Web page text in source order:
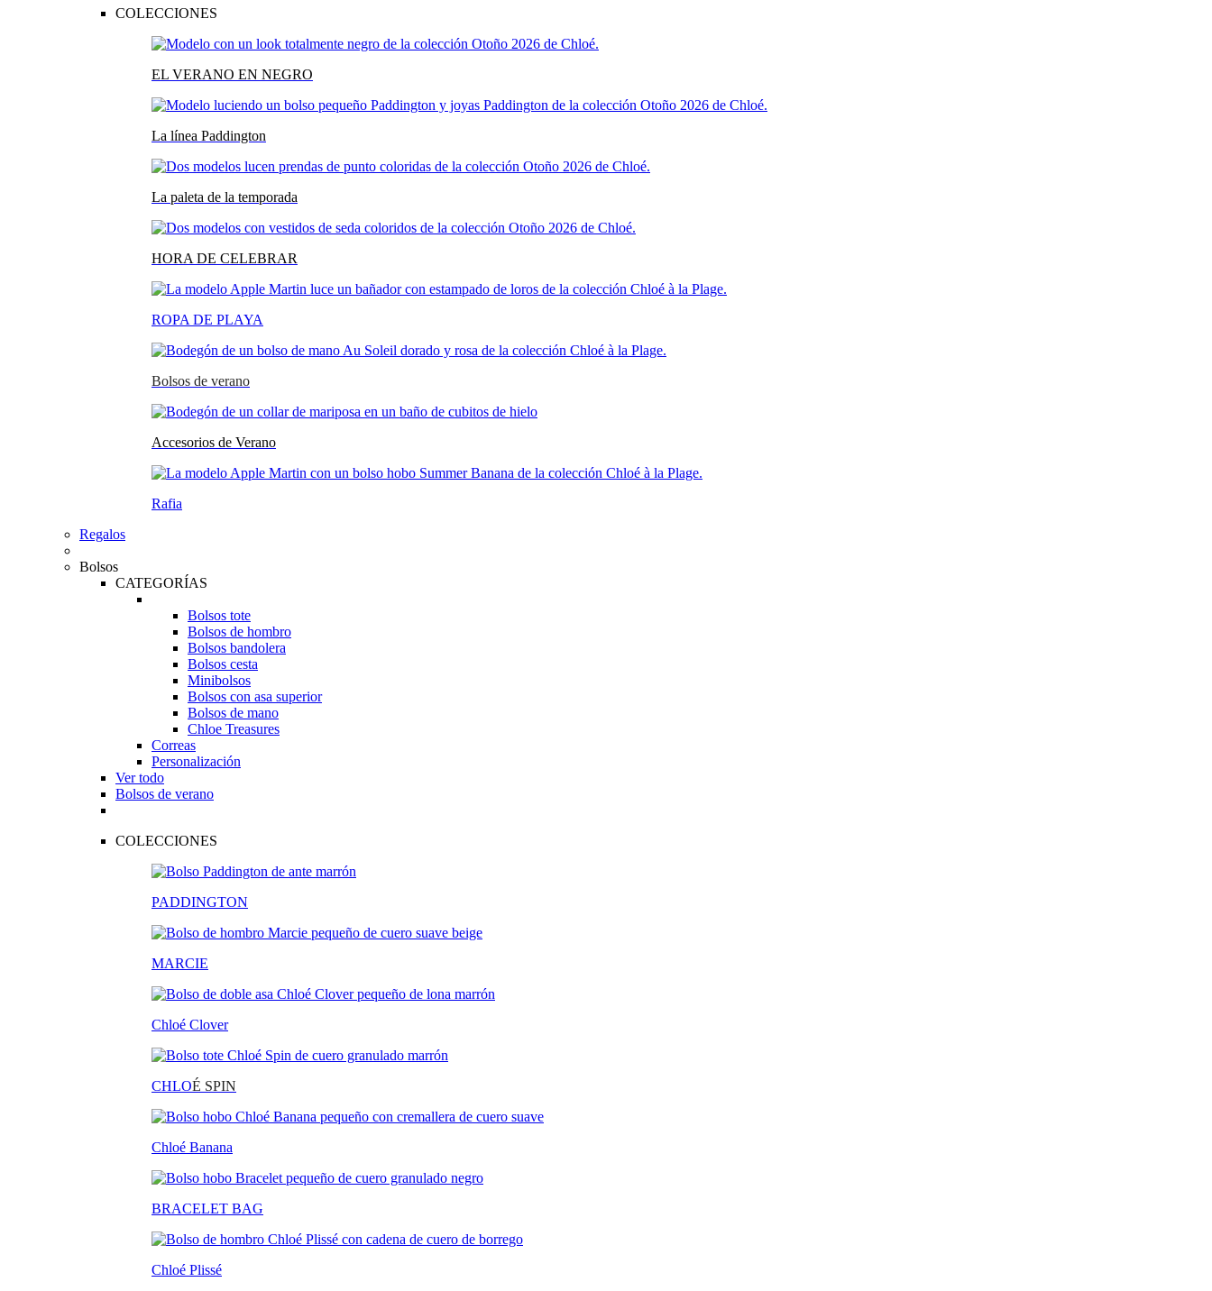
COLECCIONES
EL VERANO EN NEGRO
La línea Paddington
La paleta de la temporada
HORA DE CELEBRAR
ROPA DE PLAYA
Bolsos de verano
Accesorios de Verano
Rafia
Regalos
Bolsos
CATEGORÍAS
Bolsos tote
Bolsos de hombro
Bolsos bandolera
Bolsos cesta
Minibolsos
Bolsos con asa superior
Bolsos de mano
Chloe Treasures
Correas
Personalización
Ver todo
Bolsos de verano
COLECCIONES
PADDINGTON
MARCIE
Chloé Clover
CHLOÉ SPIN
Chloé Banana
BRACELET BAG
Chloé Plissé